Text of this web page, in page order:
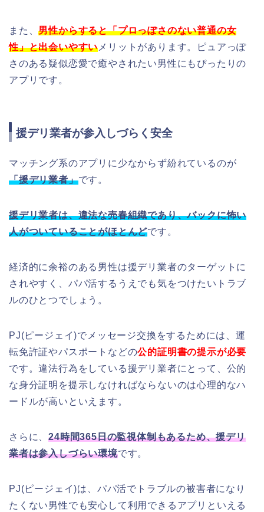
また、男性からすると「プロっぽさのない普通の女
性」と出会いやすい メリットがあります。ピュアっぽ
さのある疑似恋愛で癒やされたい男性にもぴったりの
アプリです。
援デリ業者が参入しづらく安全
マッチング系のアプリに少なからず紛れているのが
「援デリ業者」です。
援デリ業者は、違法な売春組織であり、バックに怖い
人がついていることがほとんどです。
経済的に余裕のある男性は援デリ業者のターゲットに
されやすく、パパ活するうえでも気をつけたいトラブ
ルのひとつでしょう。
PJ(ピージェイ)でメッセージ交換をするためには、運
転免許証やパスポートなどの公的証明書の提示が必要
です。違法行為をしている援デリ業者にとって、公的
な身分証明を提示しなければならないのは心理的なハ
ードルが高いといえます。
さらに、24時間365日の監視体制もあるため、援デリ
業者は参入しづらい環境です。
PJ(ピージェイ)は、パパ活でトラブルの被害者になり
たくない男性でも安心して利用できるアプリといえる